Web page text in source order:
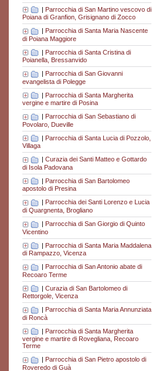
| Parrocchia di San Martino vescovo di
Poiana di Granfion, Grisignano di Zocco
| Parrocchia di Santa Maria Nascente
di Poiana Maggiore
| Parrocchia di Santa Cristina di
Poianella, Bressanvido
Parrocchia di San Giovanni
evangelista di Polegge
| Parrocchia di Santa Margherita
vergine e martire di Posina
Parrocchia di San Sebastiano di
Povolaro, Dueville
| Parrocchia di Santa Lucia di Pozzolo,
Villaga
Curazia dei Santi Matteo e Gottardo
di Isola Padovana
| Parrocchia di San Bartolomeo
apostolo di Presina
Parrocchia dei Santi Lorenzo e Lucia
di Quargnenta, Brogliano
| Parrocchia di San Giorgio di Quinto
Vicentino
| Parrocchia di Santa Maria Maddalena
di Rampazzo, Vicenza
| Parrocchia di San Antonio abate di
Recoaro Terme
| Curazia di San Bartolomeo di
Rettorgole, Vicenza
Parrocchia di Santa Maria Annunziata
di Roncà
| Parrocchia di Santa Margherita
vergine e martire di Rovegliana, Recoaro
Terme
Parrocchia di San Pietro apostolo di
Roveredo di Guà